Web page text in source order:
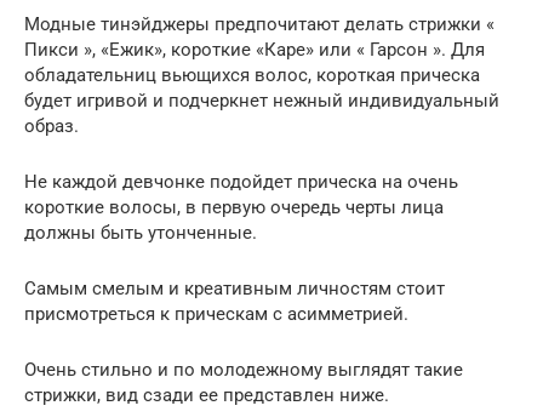
Модные тинэйджеры предпочитают делать стрижки «
Пикси », «Ежик», короткие «Каре» или « Гарсон ». Для
обладательниц вьющихся волос, короткая прическа
будет игривой и подчеркнет нежный индивидуальный
образ.
Не каждой девчонке подойдет прическа на очень
короткие волосы, в первую очередь черты лица
должны быть утонченные.
Самым смелым и креативным личностям стоит
присмотреться к прическам с асимметрией.
Очень стильно и по молодежному выглядят такие
стрижки, вид сзади ее представлен ниже.